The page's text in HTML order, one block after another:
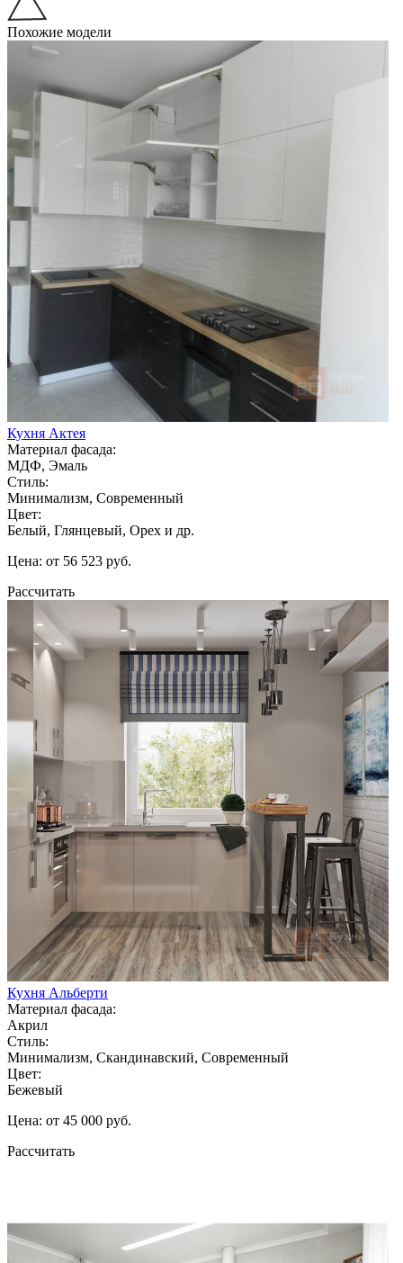
Похожие модели
Кухня Актея
Материал фасада:
МДФ, Эмаль
Стиль:
Минимализм, Современный
Цвет:
Белый, Глянцевый, Орех и др.
Цена: от 56 523 руб.
Рассчитать
Кухня Альберти
Материал фасада:
Акрил
Стиль:
Минимализм, Скандинавский, Современный
Цвет:
Бежевый
Цена: от 45 000 руб.
Рассчитать